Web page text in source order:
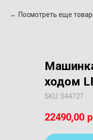
Посмотреть еще
ходом
SKU: 044727
22490,00